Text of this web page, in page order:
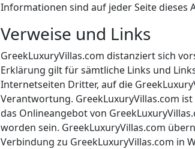
Informationen sind auf jeder Seite dieses
Verweise und Links
GreekLuxuryVillas.com distanziert sich
Erklärung gilt für sämtliche Links und
Internetseiten Dritter, auf die
Verantwortung. GreekLuxuryVillas.com
das Onlineangebot von
worden sein. GreekLuxuryVillas.com
Verbindung zu GreekLuxuryVillas.com in